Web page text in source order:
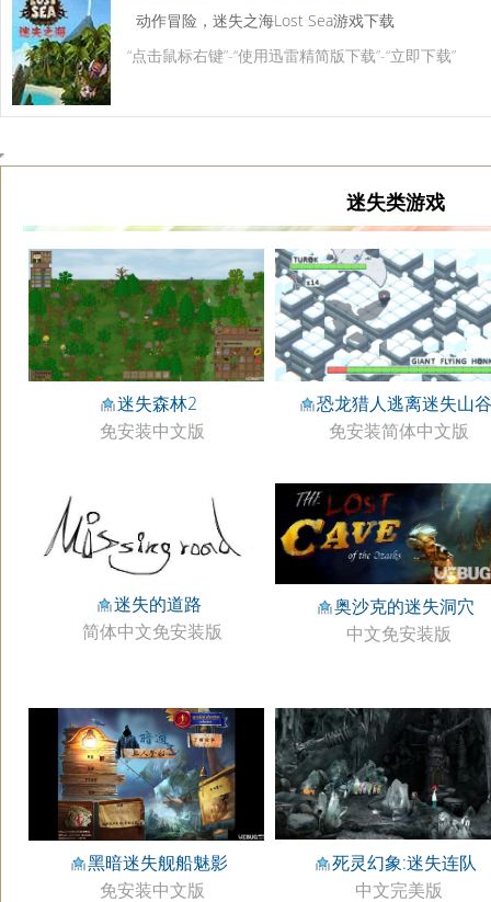
动作冒险，迷失之海Lost Sea游戏下载
“点击鼠标右键”-“使用迅雷精简版下载”-“立即下载”
迷失类游戏
迷失森林2
免安装中文版
恐龙猎人逃离迷失山谷
免安装简体中文版
迷失的道路
简体中文免安装版
奥沙克的迷失洞穴
中文免安装版
黑暗迷失舰船魅影
免安装中文版
死灵幻象:迷失连队
中文完美版